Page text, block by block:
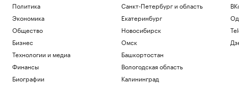
Политика
Экономика
Общество
Бизнес
Технологии и медиа
Финансы
Биографии
Санкт-Петербург и область
Екатеринбург
Новосибирск
Омск
Башкортостан
Вологодская область
Калининград